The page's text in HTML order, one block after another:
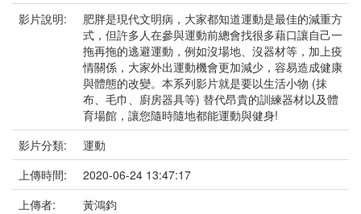
影片說明:
肥胖是現代文明病，大家都知道運動是最佳的減重方
式，但許多人在參與運動前總會找很多藉口讓自己一
拖再拖的逃避運動，例如沒場地、沒器材等，加上疫
情關係，大家外出運動機會更加減少，容易造成健康
與體態的改變。本系列影片就是要以生活小物 (抹
布、毛巾、廚房器具等) 替代昂貴的訓練器材以及體
育場館，讓您隨時隨地都能運動與健身!
影片分類:
運動
上傳時間:
2020-06-24 13:47:17
上傳者:
黃鴻鈞